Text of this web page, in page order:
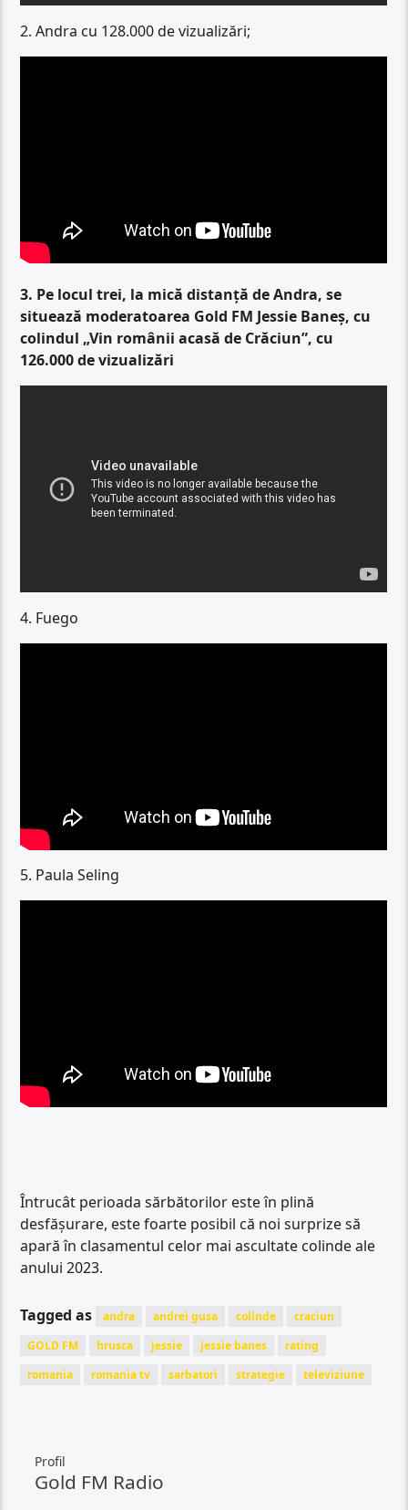
2. Andra cu 128.000 de vizualizări;
3. Pe locul trei, la mică distanță de Andra, se
situează moderatoarea Gold FM Jessie Baneș, cu
colindul „Vin românii acasă de Crăciun”, cu
126.000 de vizualizări
4. Fuego
5. Paula Seling
Întrucât perioada sărbătorilor este în plină
desfășurare, este foarte posibil că noi surprize să
apară în clasamentul celor mai ascultate colinde ale
anului 2023.
Tagged as andra andrei gusa colinde
craciun
GOLD FM
hrusca jessie jessie banes
rating
romania
romania tv sarbatori strategie televiziune
Profil
Gold FM Radio